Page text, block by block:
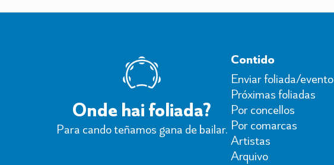
Onde hai foliada?
Para cando teñamos gana de bailar.
Contido
Enviar foliada/evento
Próximas foliadas
Por concellos
Por comarcas
Artistas
Arquivo